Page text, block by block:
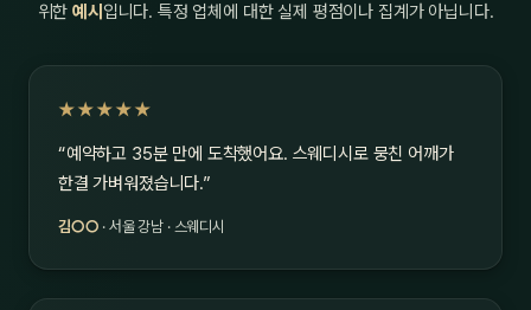
위한예시 입니다. 특정 업체에 대한 실제 평점이나 집계가 아닙니다.
★★★★★
“예약하고 35분 만에 도착했어요. 스웨디시로 뭉친 어깨가
한결 가벼워졌습니다.”
김○○ · 서울 강남 · 스웨디시